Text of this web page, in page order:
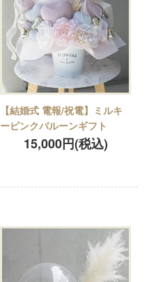
【結婚式 電報/祝電】ミルキ
ーピンクバルーンギフト
15,000円(税込)